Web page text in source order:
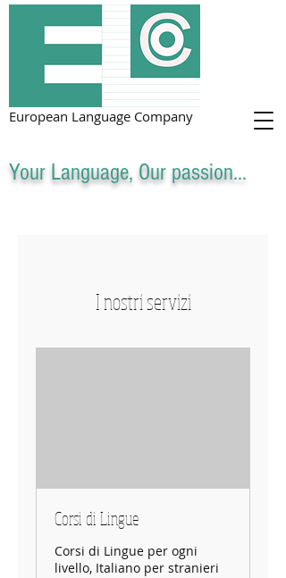
European Language Company
Your Language, Our passion...
I nostri servizi
Corsi di Lingue
Corsi di Lingue per ogni
livello, Italiano per stranieri